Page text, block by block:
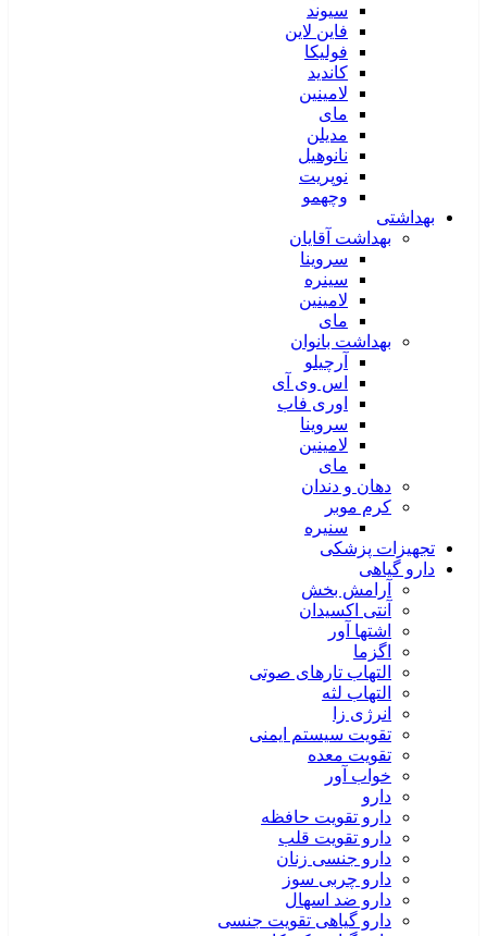
سیوند
فاین لاین
فولیکا
کاندید
لامینین
مای
مدیلن
نانوهیل
نوپریت
وچهمو
بهداشتی
بهداشت آقایان
سروینا
سینره
لامینین
مای
بهداشت بانوان
آرچیلو
اس وی آی
اوری فاب
سروینا
لامینین
مای
دهان و دندان
کرم موبر
سنیره
تجهیزات پزشکی
دارو گیاهی
آرامش بخش
آنتی اکسیدان
اشتها آور
اگزما
التهاب تارهای صوتی
التهاب لثه
انرژی زا
تقویت سیستم ایمنی
تقویت معده
خواب آور
دارو
دارو تقویت حافظه
دارو تقویت قلب
دارو جنسی زنان
دارو چربی سوز
دارو ضد اسهال
دارو گیاهی تقویت جنسی